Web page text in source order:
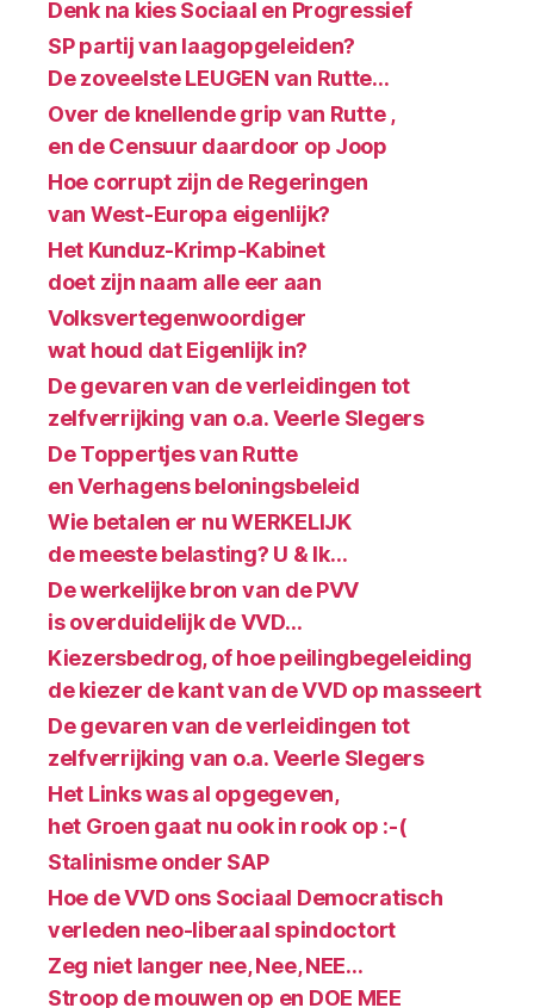
Denk na kies Sociaal en Progressief
SP partij van laagopgeleiden?
De zoveelste LEUGEN van Rutte…
Over de knellende grip van Rutte ,
en de Censuur daardoor op Joop
Hoe corrupt zijn de Regeringen
van West-Europa eigenlijk?
Het Kunduz-Krimp-Kabinet
doet zijn naam alle eer aan
Volksvertegenwoordiger
wat houd dat Eigenlijk in?
De gevaren van de verleidingen tot
zelfverrijking van o.a. Veerle Slegers
De Toppertjes van Rutte
en Verhagens beloningsbeleid
Wie betalen er nu WERKELIJK
de meeste belasting? U & Ik…
De werkelijke bron van de PVV
is overduidelijk de VVD…
Kiezersbedrog, of hoe peilingbegeleiding
de kiezer de kant van de VVD op masseert
De gevaren van de verleidingen tot
zelfverrijking van o.a. Veerle Slegers
Het Links was al opgegeven,
het Groen gaat nu ook in rook op :-(
Stalinisme onder SAP
Hoe de VVD ons Sociaal Democratisch
verleden neo-liberaal spindoctort
Zeg niet langer nee, Nee, NEE…
Stroop de mouwen op en DOE MEE